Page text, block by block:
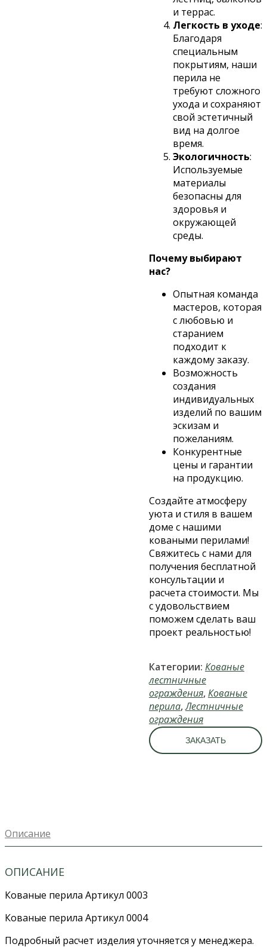
и террас.
Легкость в уходе:
Благодаря
специальным
покрытиям, наши
перила не
требуют сложного
ухода и сохраняют
свой эстетичный
вид на долгое
время.
Экологичность:
Используемые
материалы
безопасны для
здоровья и
окружающей
среды.
Почему выбирают
нас?
Опытная команда
мастеров, которая
с любовью и
старанием
подходит к
каждому заказу.
Возможность
создания
индивидуальных
изделий по вашим
эскизам и
пожеланиям.
Конкурентные
цены и гарантии
на продукцию.
Создайте атмосферу
уюта и стиля в вашем
доме с нашими
коваными перилами!
Свяжитесь с нами для
получения бесплатной
консультации и
расчета стоимости. Мы
с удовольствием
поможем сделать ваш
проект реальностью!
Категории: Кованые
лестничные
ограждения,Кованые
перила,Лестничные
ограждения
ЗАКАЗАТЬ
Описание
ОПИСАНИЕ
Кованые перила Артикул 0003
Кованые перила Артикул 0004
Подробный расчет изделия уточняется у менеджера.